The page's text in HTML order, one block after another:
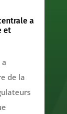
a
et
a
de la